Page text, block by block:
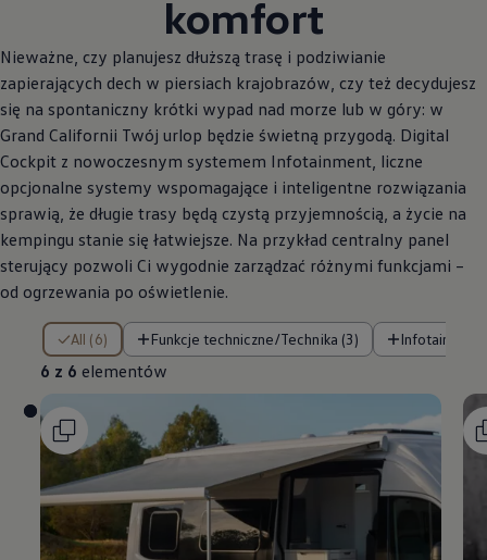
komfort
Nieważne, czy planujesz dłuższą trasę i podziwianie
zapierających dech w piersiach krajobrazów, czy też decydujesz
się na spontaniczny krótki wypad nad morze lub w góry: w
Grand Californii Twój urlop będzie świetną przygodą. Digital
Cockpit z nowoczesnym systemem Infotainment, liczne
opcjonalne systemy wspomagające i inteligentne rozwiązania
sprawią, że długie trasy będą czystą przyjemnością, a życie na
kempingu stanie się łatwiejsze. Na przykład centralny panel
sterujący pozwoli Ci wygodnie zarządzać różnymi funkcjami –
od ogrzewania po oświetlenie.
All (6) Funkcje techniczne/Technika (3) Infotainment
6 z 6 elementów
6 z 6 elementów